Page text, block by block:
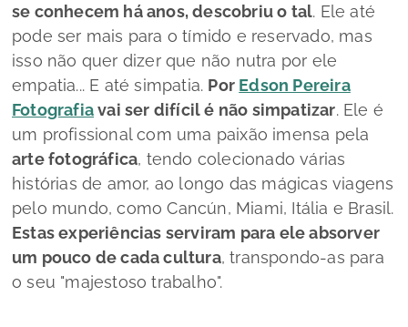
se conhecem há anos, descobriu o tal. Ele até
pode ser mais para o tímido e reservado, mas
isso não quer dizer que não nutra por ele
empatia... E até simpatia. Por Edson Pereira
Fotografiavai ser difícil é não simpatizar. Ele é
um profissional com uma paixão imensa pela
arte fotográfica, tendo colecionado várias
histórias de amor, ao longo das mágicas viagens
pelo mundo, como Cancún, Miami, Itália e Brasil.
Estas experiências serviram para ele absorver
um pouco de cada cultura, transpondo-as para
o seu "majestoso trabalho".